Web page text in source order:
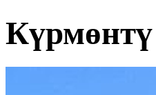
Күрмөнтү